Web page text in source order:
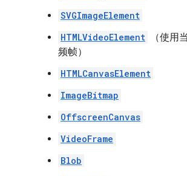
SVGImageElement
HTMLVideoElement
（使用
频帧）
HTMLCanvasElement
ImageBitmap
OffscreenCanvas
VideoFrame
Blob